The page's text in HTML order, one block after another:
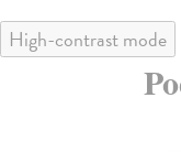
High-contrast mode